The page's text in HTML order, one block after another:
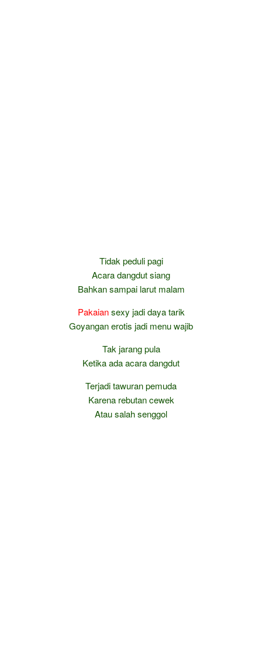
Tidak peduli pagi
Acara dangdut siang
Bahkan sampai larut malam
Pakaiansexy jadi daya tarik
Goyangan erotis jadi menu wajib
Tak jarang pula
Ketika ada acara dangdut
Terjadi tawuran pemuda
Karena rebutan cewek
Atau salah senggol